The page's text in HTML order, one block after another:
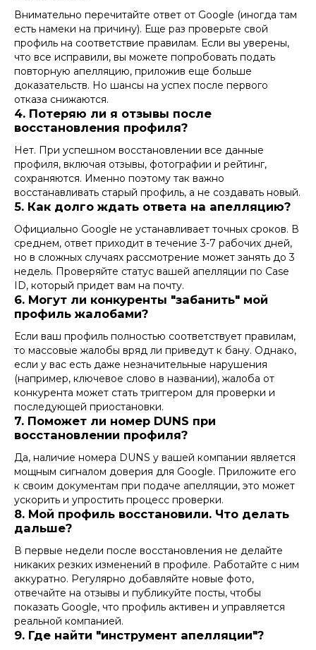
Внимательно перечитайте ответ от Google (иногда там
есть намеки на причину). Еще раз проверьте свой
профиль на соответствие правилам. Если вы уверены,
что все исправили, вы можете попробовать подать
повторную апелляцию, приложив еще больше
доказательств. Но шансы на успех после первого
отказа снижаются.
4. Потеряю ли я отзывы после
восстановления профиля?
Нет. При успешном восстановлении все данные
профиля, включая отзывы, фотографии и рейтинг,
сохраняются. Именно поэтому так важно
восстанавливать старый профиль, а не создавать новый.
5. Как долго ждать ответа на апелляцию?
Официально Google не устанавливает точных сроков. В
среднем, ответ приходит в течение 3-7 рабочих дней,
но в сложных случаях рассмотрение может занять до 3
недель. Проверяйте статус вашей апелляции по Case
ID, который придет вам на почту.
6. Могут ли конкуренты "забанить" мой
профиль жалобами?
Если ваш профиль полностью соответствует правилам,
то массовые жалобы вряд ли приведут к бану. Однако,
если у вас есть даже незначительные нарушения
(например, ключевое слово в названии), жалоба от
конкурента может стать триггером для проверки и
последующей приостановки.
7. Поможет ли номер DUNS при
восстановлении профиля?
Да, наличие номера DUNS у вашей компании является
мощным сигналом доверия для Google. Приложите его
к своим документам при подаче апелляции, это может
ускорить и упростить процесс проверки.
8. Мой профиль восстановили. Что делать
дальше?
В первые недели после восстановления не делайте
никаких резких изменений в профиле. Работайте с ним
аккуратно. Регулярно добавляйте новые фото,
отвечайте на отзывы и публикуйте посты, чтобы
показать Google, что профиль активен и управляется
реальной компанией.
9. Где найти "инструмент апелляции"?